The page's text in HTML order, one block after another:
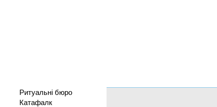
Ритуальні бюро
Катафалк